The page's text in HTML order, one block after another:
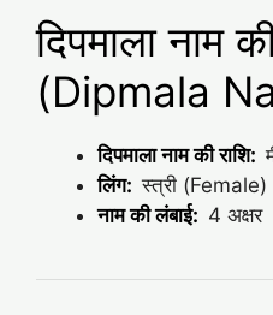
दिपमाला नाम
(Dipmala
दिपमाला नाम की राशि:
लिंग:स्त्री (Female)
नाम की लंबाई: 4 अक्षर